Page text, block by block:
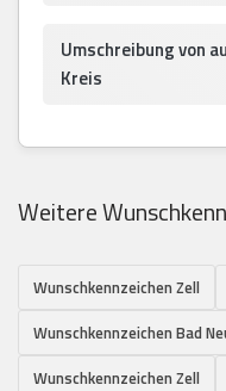
Umschreibung von
Kreis
Weitere
Wunschkennzeichen Zell
Wunschkennzeichen Bad
Wunschkennzeichen Zell